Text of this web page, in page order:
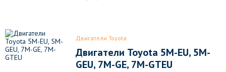
Двигатели Toyota
Двигатели Toyota 5M-EU, 5M-
GEU, 7M-GE, 7M-GTEU